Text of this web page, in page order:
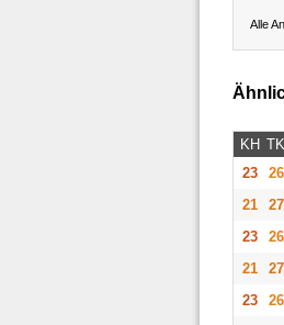
Alle
KH TK
23
26
21
27
23
26
21
27
23
26